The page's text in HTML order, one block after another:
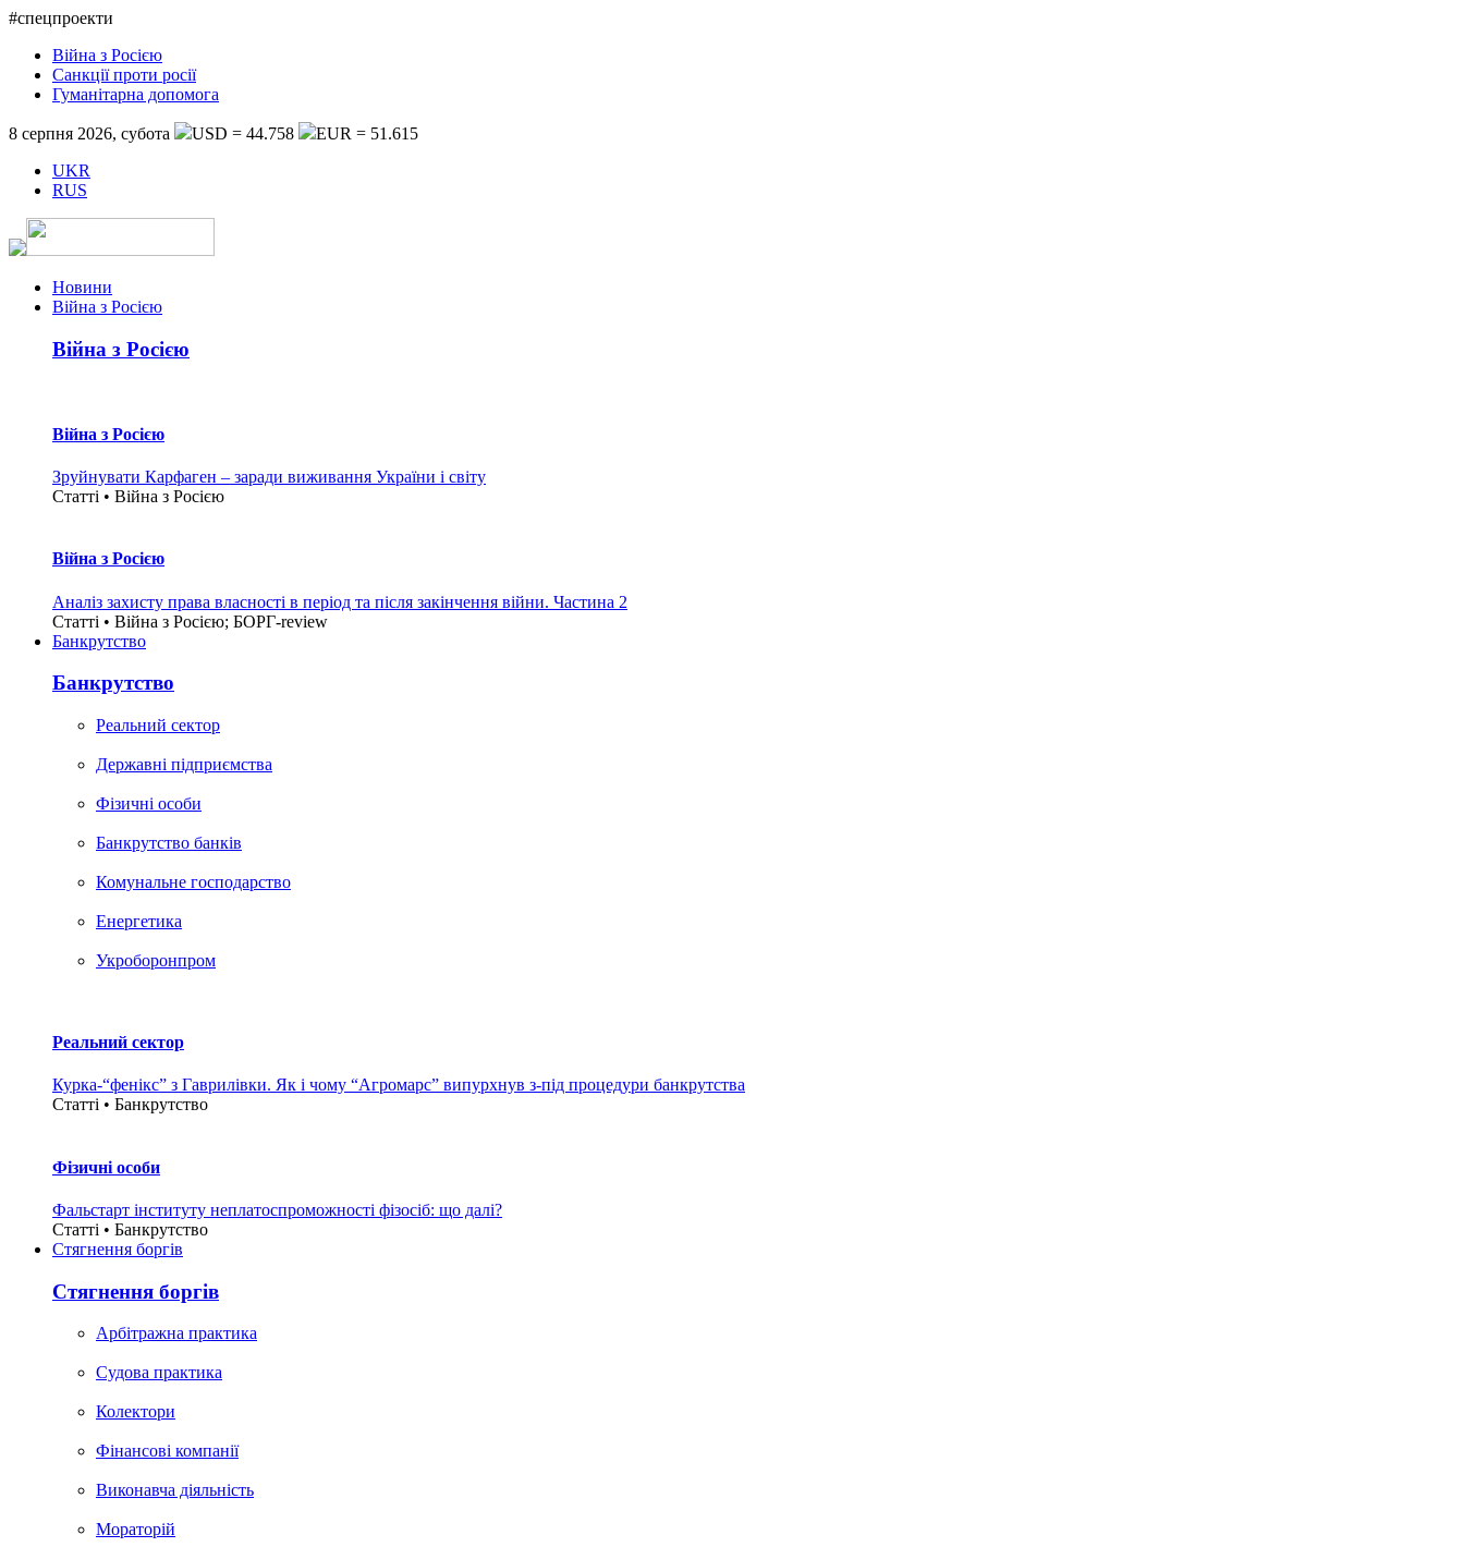
#спецпроекти
Війна з Росією
Санкції проти росії
Гуманітарна допомога
8 серпня 2026, субота USD = 44.758
EUR = 51.615
UKR
RUS
Новини
Війна з Росією
Війна з Росією
Війна з Росією
Зруйнувати Карфаген – заради виживання України і світу
Статті • Війна з Росією
Війна з Росією
Аналіз захисту права власності в період та після закінчення війни. Частина 2
Статті • Війна з Росією; БОРГ-review
Банкрутство
Банкрутство
Реальний сектор
Державні підприємства
Фізичні особи
Банкрутство банків
Комунальне господарство
Енергетика
Укроборонпром
Реальний сектор
Курка-“фенікс” з Гаврилівки. Як і чому “Агромарс” випурхнув з-під процедури банкрутства
Статті • Банкрутство
Фізичні особи
Фальстарт інституту неплатоспроможності фізосіб: що далі?
Статті • Банкрутство
Стягнення боргiв
Стягнення боргiв
Арбітражна практика
Судова практика
Колектори
Фінансові компанії
Виконавча діяльність
Мораторій